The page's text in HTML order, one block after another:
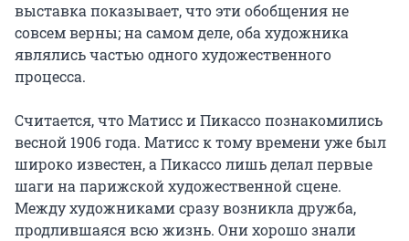
выставка показывает, что эти обобщения не
совсем верны; на самом деле, оба художника
являлись частью одного художественного
процесса.
Считается, что Матисс и Пикассо познакомились
весной 1906 года. Матисс к тому времени уже был
широко известен, а Пикассо лишь делал первые
шаги на парижской художественной сцене.
Между художниками сразу возникла дружба,
продлившаяся всю жизнь. Они хорошо знали